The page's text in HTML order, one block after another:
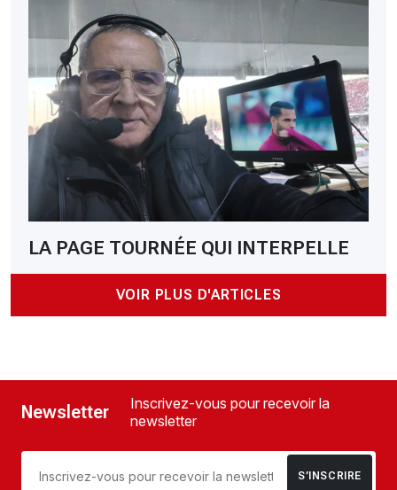
LA PAGE TOURNÉE QUI INTERPELLE
VOIR PLUS D'ARTICLES
Newsletter
Inscrivez-vous pour recevoir la
newsletter
S’INSCRIRE